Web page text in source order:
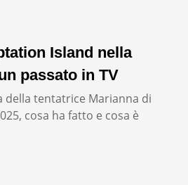
Island nella
passato in TV
della tentatrice Marianna di
cosa ha fatto e cosa è